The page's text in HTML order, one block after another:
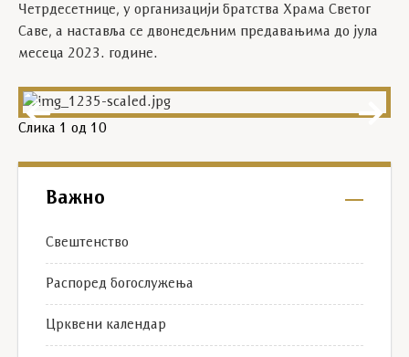
Четрдесетнице, у организацији братства Храма Светог
Саве, а наставља се двонедељним предавањима до јула
месеца 2023. године.
Слика 1 од 10
Важно
Свештенство
Распоред богослужења
Црквени календар